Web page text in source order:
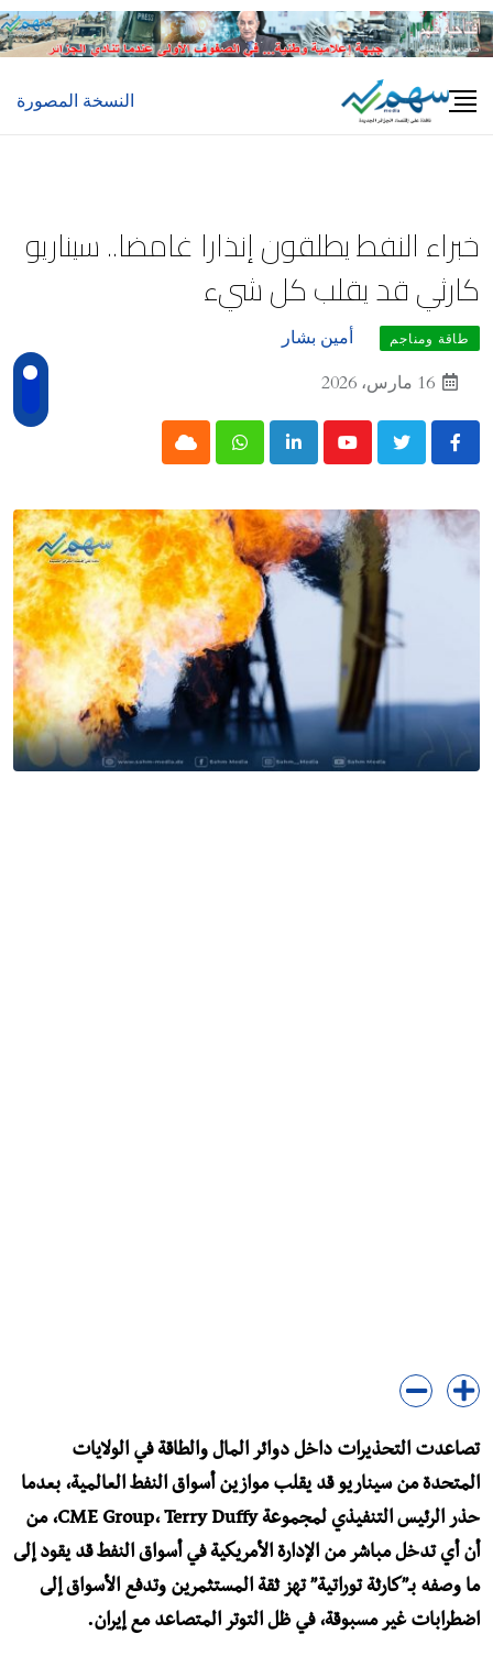
Skip
to
النسخة المصورة
خبراء النفط يطلقون إنذارا غامضا.. سيناريو
كارثي قد يقلب كل شيء
طاقة ومناجم
أمين بشار
16 مارس، 2026
Youtube
LinkedIn
Whatsapp
Cloud
تصاعدت التحذيرات داخل دوائر المال والطاقة في الولايات
المتحدة من سيناريو قد يقلب موازين أسواق النفط العالمية، بعدما
حذر الرئيس التنفيذي لمجموعة CME Group، Terry Duffy، من
أن أي تدخل مباشر من الإدارة الأمريكية في أسواق النفط قد يقود إلى
ما وصفه بـ”كارثة توراتية” تهز ثقة المستثمرين وتدفع الأسواق إلى
اضطرابات غير مسبوقة، في ظل التوتر المتصاعد مع إيران.